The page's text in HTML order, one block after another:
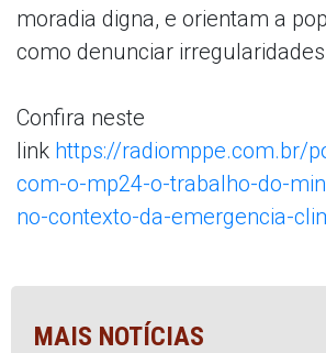
moradia digna, e orientam a
como denunciar
Confira neste
link https://radiomppe.com.br/
com-o-mp24-o-trabalho-do-
no-contexto-da-emergencia-
MAIS NOTÍCIAS